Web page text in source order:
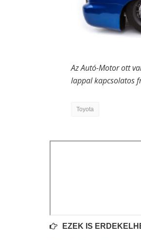
Az Autó-Motor ott
lappal kapcsolatos
Toyota
EZEK IS